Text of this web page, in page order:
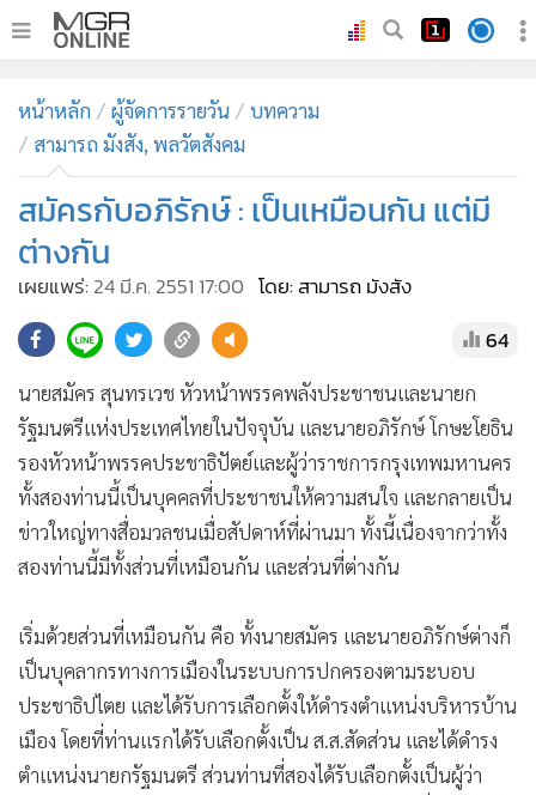
ทันเหตุการณ์
ภาคใต้
• ภูมิภาค
• Online Section
• บันเทิง
• คอลัมนิสต์
• ละคร
• CbizReview
• Cyber BIZ
• ผู้จัดกวน
• Good health & Well-being
• Green Innovation & SD
• MGR Live
• Infographic
• การเมือง
•
ท่องเที่ยว
หน้าหลัก ผู้จัดการรายวัน
บทความ
สามารถ มังสัง, พลวัตสังคม
สมัครกับอภิรักษ์ : เป็นเหมือนกัน แต่มี
ต่างกัน
เผยแพร่: 24 มี.ค. 2551 17:00 โดย: สามารถ มังสัง
64
นายสมัคร สุนทรเวช หัวหน้าพรรคพลังประชาชนและนายก
รัฐมนตรีแห่งประเทศไทยในปัจจุบัน และนายอภิรักษ์ โกษะโยธิน
รองหัวหน้าพรรคประชาธิปัตย์และผู้ว่าราชการกรุงเทพมหานคร
ทั้งสองท่านนี้เป็นบุคคลที่ประชาชนให้ความสนใจ และกลายเป็น
ข่าวใหญ่ทางสื่อมวลชนเมื่อสัปดาห์ที่ผ่านมา ทั้งนี้เนื่องจากว่าทั้ง
สองท่านนี้มีทั้งส่วนที่เหมือนกัน และส่วนที่ต่างกัน
เริ่มด้วยส่วนที่เหมือนกัน คือ ทั้งนายสมัคร และนายอภิรักษ์ต่างก็
เป็นบุคลากรทางการเมืองในระบบการปกครองตามระบอบ
ประชาธิปไตย และได้รับการเลือกตั้งให้ดำรงตำแหน่งบริหารบ้าน
เมือง โดยที่ท่านแรกได้รับเลือกตั้งเป็น ส.ส.สัดส่วน และได้ดำรง
ตำแหน่งนายกรัฐมนตรี ส่วนท่านที่สองได้รับเลือกตั้งเป็นผู้ว่า